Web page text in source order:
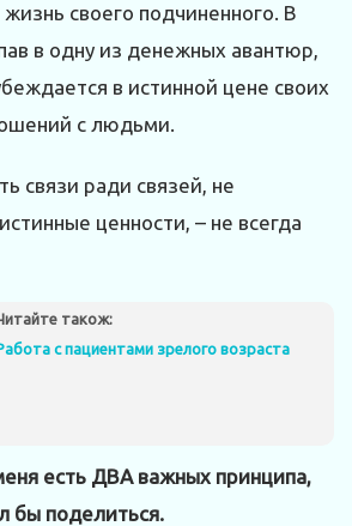
своего подчиненного. В
в одну из денежных авантюр,
в истинной цене своих
с людьми.
связи ради связей, не
ценности, – не всегда
також:
с пациентами зрелого возраста
есть ДВА важных принципа,
бы поделиться.